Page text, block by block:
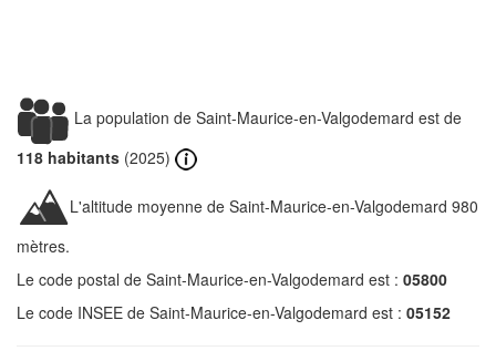
La population de Saint-Maurice-en-Valgodemard est de
118 habitants (2025)
L'altitude moyenne de Saint-Maurice-en-Valgodemard 980
mètres.
Le code postal de Saint-Maurice-en-Valgodemard est : 05800
Le code INSEE de Saint-Maurice-en-Valgodemard est : 05152